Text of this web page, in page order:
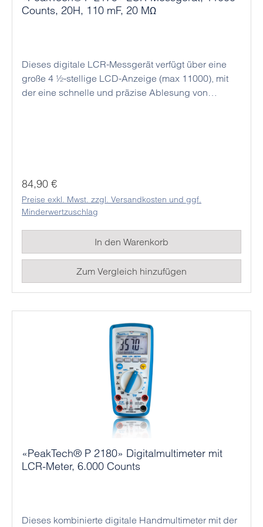
Counts, 20H, 110 mF, 20 MΩ
Dieses digitale LCR-Messgerät verfügt über eine
große 4 ½-stellige LCD-Anzeige (max 11000), mit
der eine schnelle und präzise Ablesung von
Widerstände bis 20 MΩ gemessen werden.
Zusätzlich beinhaltet das Gerät eine Dioden – und
Durchgangsprüffunktion. Durch die einfache
Bedienung und die technische Leistungsfähigkeit
ist das PeakTech 2175 das ideale Hilfsmittel im
Service – und im Reparaturbereich.
Regulärer Preis:
84,90 €
Preise exkl. Mwst. zzgl. Versandkosten und ggf.
Minderwertzuschlag
In den Warenkorb
Zum Vergleich hinzufügen
«PeakTech® P 2180» Digitalmultimeter mit
LCR-Meter, 6.000 Counts
Dieses kombinierte digitale Handmultimeter mit der